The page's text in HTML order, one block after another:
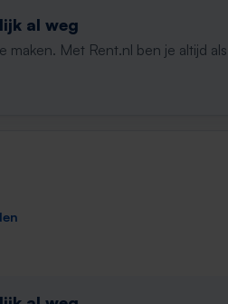
al weg
maken. Met Rent.nl ben je altijd